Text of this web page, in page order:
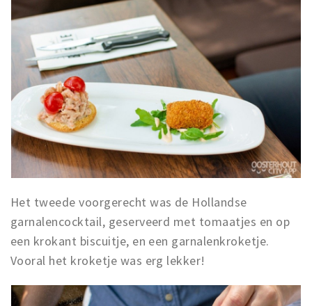
Het tweede voorgerecht was de Hollandse
garnalencocktail, geserveerd met tomaatjes en op
een krokant biscuitje, en een garnalenkroketje.
Vooral het kroketje was erg lekker!